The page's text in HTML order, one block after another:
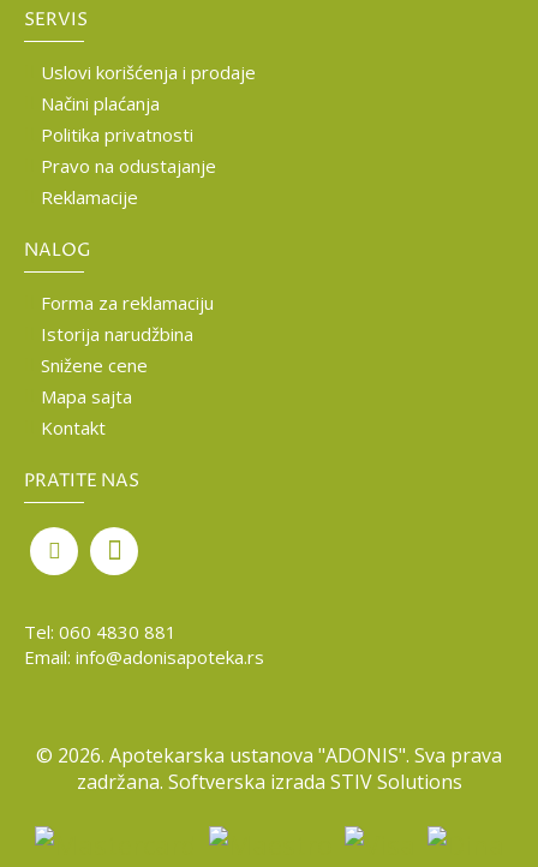
SERVIS
Uslovi korišćenja i prodaje
Načini plaćanja
Politika privatnosti
Pravo na odustajanje
Reklamacije
NALOG
Forma za reklamaciju
Istorija narudžbina
Snižene cene
Mapa sajta
Kontakt
PRATITE NAS
Tel: 060 4830 881
Email: info@adonisapoteka.rs
© 2026. Apotekarska ustanova "ADONIS". Sva prava
zadržana. Softverska izrada STIV Solutions